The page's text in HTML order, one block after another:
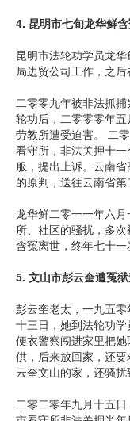
4. 昆明市七旬龙华鲜
昆明市法轮功学员龙
局边贸公司工作，之后
二零零九年被非法抓
轮功后，二零零零年
劳教所遭受迫害。 二
看守所，非法关押十
服，提出上诉。云南
的原判，送往云南省第
龙华鲜二零一一年六
所、社区的骚扰，多
含冤离世，终年七十一
5. 文山市彭云奎遭冤
彭云奎老太，一九五
十三日，她到法轮功
便衣警察闯进家里把
供，后来放回家，还
云奎文山的家，还骚扰
二零二零年九月十五